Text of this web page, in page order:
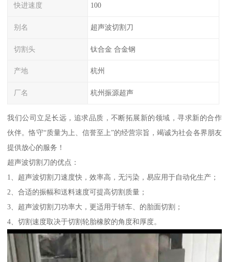
快进速度 100
别名 超声波切割刀
切割头 钛合金 合金钢
产地 杭州
厂名 杭州振源超声
我们公司立足长远，追求品质，不断拓展新的领域，寻求新的合作
伙伴。恪守“质量为上、信誉至上”的经营宗旨，竭诚为社会各界朋友
提供放心的服务！
超声波切割刀的优点：
1、超声波切割刀速度快，效率高，无污染，易应用于自动化生产；
2、合适的振幅和送料速度可提高切割质量；
3、超声波切割刀功率大，更适用于轿车、的胎面切割；
4、切割速度取决于切割轮胎橡胶的角度和厚度。